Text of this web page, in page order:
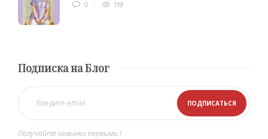
0 119
Подписка на Блог
Получайте новинки первыми !